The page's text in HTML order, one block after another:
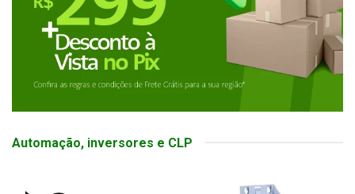
Automação, inversores e CLP